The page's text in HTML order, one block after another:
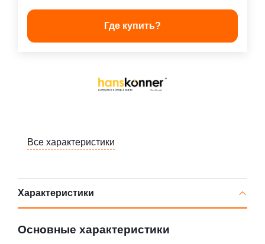
Где купить?
Все характеристики
Характеристики
Основные характеристики